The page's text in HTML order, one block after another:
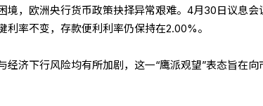
境，欧洲央行货币政策抉择异常艰难。4月30日议息会
率不变，存款便利利率仍保持在2.00%。
济下行风险均有所加剧，这一“鹰派观望”表态旨在向